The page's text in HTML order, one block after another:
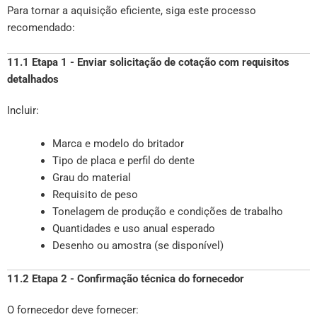
Para tornar a aquisição eficiente, siga este processo
recomendado:
11.1 Etapa 1 - Enviar solicitação de cotação com requisitos
detalhados
Incluir:
Marca e modelo do britador
Tipo de placa e perfil do dente
Grau do material
Requisito de peso
Tonelagem de produção e condições de trabalho
Quantidades e uso anual esperado
Desenho ou amostra (se disponível)
11.2 Etapa 2 - Confirmação técnica do fornecedor
O fornecedor deve fornecer: